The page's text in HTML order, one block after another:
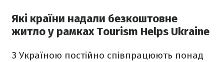
Які країни надали безкоштовне
житло у рамках Tourism Helps Ukraine
З Україною постійно співпрацюють понад